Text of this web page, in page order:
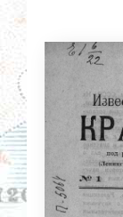
О нас
Контакты
Партнеры